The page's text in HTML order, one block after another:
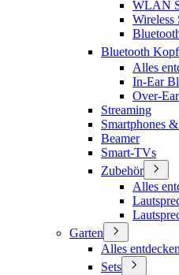
WLAN
Wireless
Bluetooth
Alles
In-Ear
Over-
Streaming
Smartphones
Beamer
Smart-TVs
Zubehör
Alles
Garten
Alles entdecken
Sets